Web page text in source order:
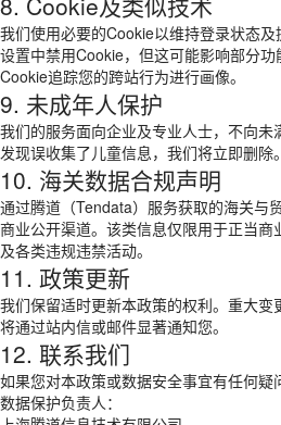
我们使用必要的Cookie以维持登录状态
设置中禁用Cookie，但这可能影响部分
Cookie追踪您的跨站行为进行画像。
9. 未成年人保护
我们的服务面向企业及专业人士，不向
发现误收集了儿童信息，我们将立即删除。
10. 海关数据合规声明
通过腾道（Tendata）服务获取的海关与
商业公开渠道。该类信息仅限用于正当
及各类违规违禁活动。
11. 政策更新
我们保留适时更新本政策的权利。重大
将通过站内信或邮件显著通知您。
12. 联系我们
如果您对本政策或数据安全事宜有任何
数据保护负责人：